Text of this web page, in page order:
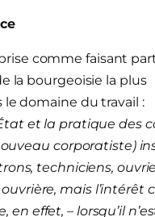
comme faisant
la bourgeoisie la plus
domaine du travail :
et la pratique des
corporatiste)
techniciens,
mais l’intérêt
effet, – lorsqu’il